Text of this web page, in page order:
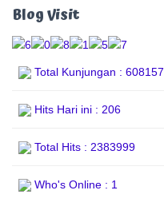
Blog Visit
Total Kunjungan : 608157
Hits Hari ini : 206
Total Hits : 2383999
Who's Online : 1